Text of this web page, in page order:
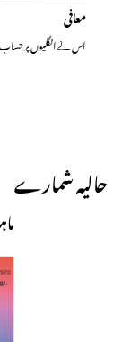
معافی
اس نے انگلیوں پر حساب
حالیہ شمارے